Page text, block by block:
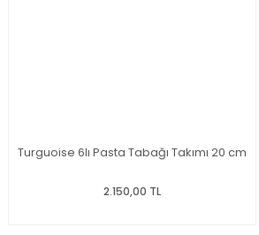
Turguoise 6lı Pasta Tabağı Takımı 20 cm
2.150,00 TL